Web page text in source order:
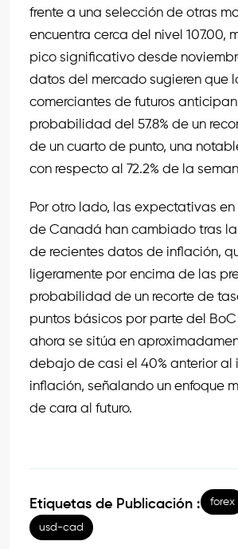
frente a una selección de otras
encuentra cerca del nivel 107.00,
pico significativo desde
datos del mercado sugieren que
comerciantes de futuros
probabilidad del 57.8% de un
de un cuarto de punto, una
con respecto al 72.2% de la
Por otro lado, las expectativas
de Canadá han cambiado tras
de recientes datos de inflación,
ligeramente por encima de las
probabilidad de un recorte de
puntos básicos por parte del
ahora se sitúa en
debajo de casi el 40% anterior al
inflación, señalando un enfoque
de cara al futuro.
Etiquetas de Publicación : forex
usd-cad